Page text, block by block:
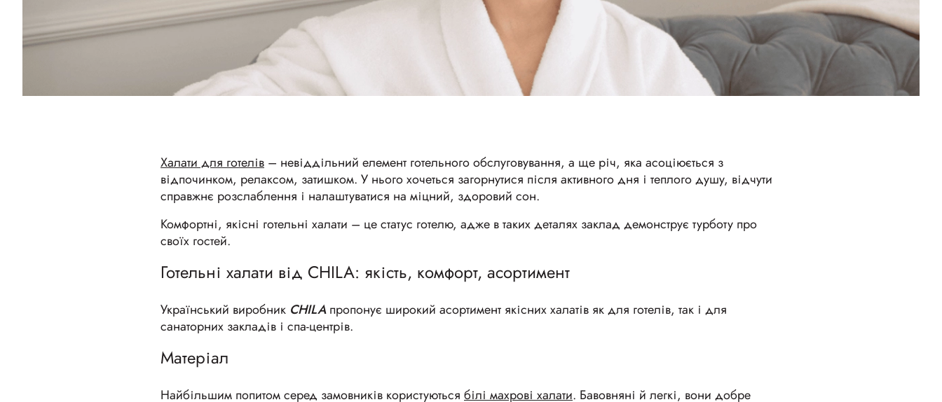
Халати для готелів – невіддільний елемент готельного обслуговування, а ще річ, яка асоціюється з
відпочинком, релаксом, затишком. У нього хочеться загорнутися після активного дня і теплого душу, відчути
справжнє розслаблення і налаштуватися на міцний, здоровий сон.
Комфортні, якісні готельні халати – це статус готелю, адже в таких деталях заклад демонструє турботу про
своїх гостей.
Готельні халати від CHILA: якість, комфорт, асортимент
Український виробник CHILAпропонує широкий асортимент якісних халатів як для готелів, так і для
санаторних закладів і спа-центрів.
Матеріал
Найбільшим попитом серед замовників користуються білі махрові халати. Бавовняні й легкі, вони добре